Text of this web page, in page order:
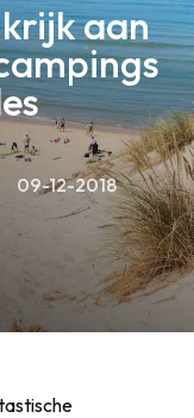
aan
09-12-2018